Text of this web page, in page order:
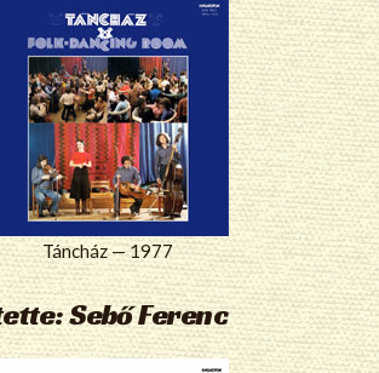
Táncház — 1977
Sebő Ferenc